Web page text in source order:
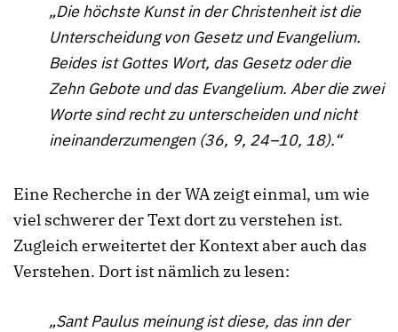
„Die höchste Kunst in der Christenheit ist die
Unterscheidung von Gesetz und Evangelium.
Beides ist Gottes Wort, das Gesetz oder die
Zehn Gebote und das Evangelium. Aber die zwei
Worte sind recht zu unterscheiden und nicht
ineinanderzumengen (36, 9, 24–10, 18).“
Eine Recherche in der WA zeigt einmal, um wie
viel schwerer der Text dort zu verstehen ist.
Zugleich erweitertet der Kontext aber auch das
Verstehen. Dort ist nämlich zu lesen:
„Sant Paulus meinung ist diese, das inn der